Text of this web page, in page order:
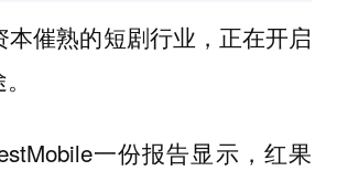
本催熟的短剧行业，正在开启
一份报告显示，红果